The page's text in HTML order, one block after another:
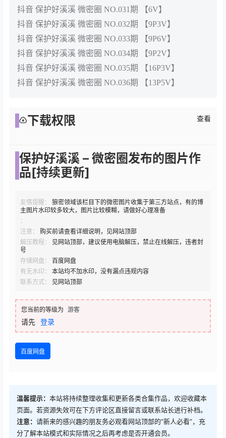
抖音 保护好溪溪 微密圈 NO.031期 【6V】
抖音 保护好溪溪 微密圈 NO.032期 【9P3V】
抖音 保护好溪溪 微密圈 NO.033期 【9P6V】
抖音 保护好溪溪 微密圈 NO.034期 【9P2V】
抖音 保护好溪溪 微密圈 NO.035期 【16P3V】
抖音 保护好溪溪 微密圈 NO.036期 【13P5V】
下载权限 查看
保护好溪溪 – 微密圈发布的图片作
品[持续更新]
友情提醒：
狼密领域该栏目下的微密图片收集于第三方站点，有的博
主图片水印较多较大，图片比较模糊，请做好心理准备
：
注意：
购买前请查看详细说明，见网站顶部
解压教程：
见网站顶部，建议使用电脑解压，禁止在线解压，违者封
号
存储网盘：
百度网盘
有无水印：
本站均不加水印，没有漏点违规内容
联系方式：
见网站顶部
您当前的等级为 游客
请先 登录
百度网盘
温馨提示： 本站将持续整理收集和更新各类合集作品，欢迎收藏本
页面。若资源失效可在下方评论区直接留言或联系站长进行补档。
注意： 请新来的感兴趣的朋友务必观看网站顶部的“新人必看”，充
分了解本站模式和实际情况之后再考虑是否开通会员。